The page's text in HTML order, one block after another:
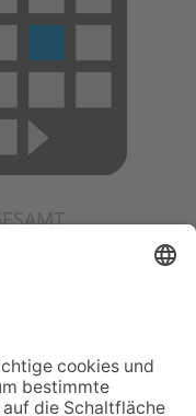
Sieg